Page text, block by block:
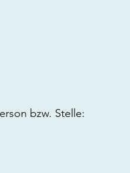
bzw. Stelle: